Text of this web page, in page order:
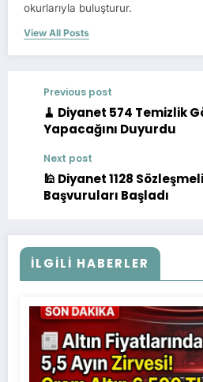
okurlarıyla buluşturur.
View All Posts
Previous post
🧹 Diyanet 574 Temizlik
Yapacağını Duyurdu
Next post
🕌 Diyanet 1128
Başvuruları Başladı
İLGILI HABERLER